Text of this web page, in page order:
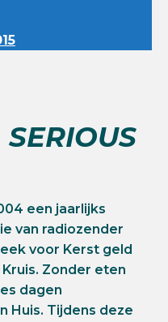
een jaarlijks
van radiozender
voor Kerst geld
Zonder eten
dagen
Huis. Tijdens deze